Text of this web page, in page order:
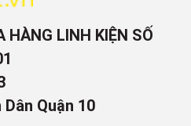
HÀNG LINH KIỆN SỐ
Quận 10